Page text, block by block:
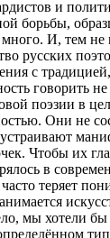
и
борьбы,
И, тем не
русских
с
говорить
поэзии в
Они не
Чтобы их
в
теряет
мы хотели бы